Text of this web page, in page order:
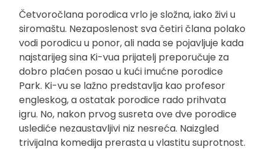
Četvoročlana porodica vrlo je složna, iako živi u
siromaštu. Nezaposlenost sva četiri člana polako
vodi porodicu u ponor, ali nada se pojavljuje kada
najstarijeg sina Ki-vua prijatelj preporučuje za
dobro plaćen posao u kući imućne porodice
Park. Ki-vu se lažno predstavlja kao profesor
engleskog, a ostatak porodice rado prihvata
igru. No, nakon prvog susreta ove dve porodice
uslediće nezaustavljivi niz nesreća. Naizgled
trivijalna komedija prerasta u vlastitu suprotnost.